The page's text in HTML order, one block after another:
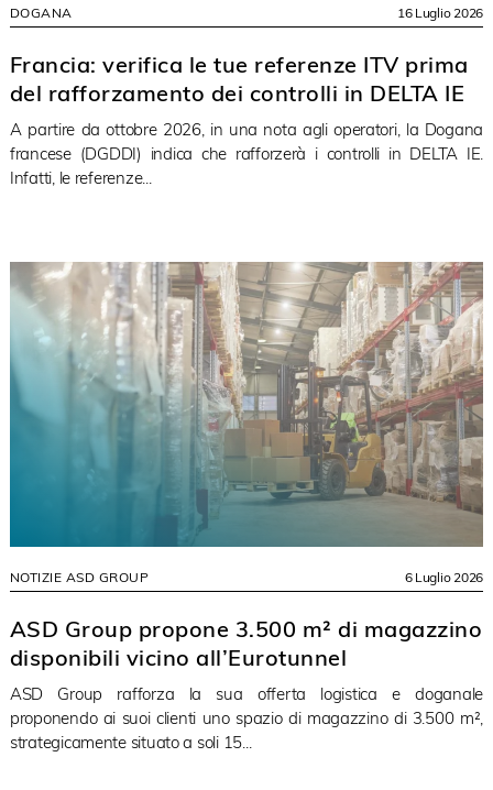
DOGANA 16 Luglio 2026
Francia: verifica le tue referenze ITV prima
del rafforzamento dei controlli in DELTA IE
A partire da ottobre 2026, in una nota agli operatori, la Dogana
francese (DGDDI) indica che rafforzerà i controlli in DELTA IE.
Infatti, le referenze...
NOTIZIE ASD GROUP 6 Luglio 2026
ASD Group propone 3.500 m² di magazzino
disponibili vicino all’Eurotunnel
ASD Group rafforza la sua offerta logistica e doganale
proponendo ai suoi clienti uno spazio di magazzino di 3.500 m²,
strategicamente situato a soli 15...